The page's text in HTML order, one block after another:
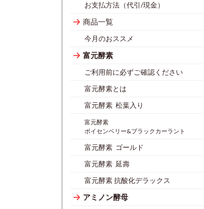
お支払方法（代引/現金）
商品一覧
今月のおススメ
富元酵素
ご利用前に必ずご確認ください
富元酵素とは
富元酵素 松葉入り
富元酵素
ボイセンベリー&ブラックカーラント
富元酵素 ゴールド
富元酵素 延壽
富元酵素 抗酸化デラックス
アミノン酵母